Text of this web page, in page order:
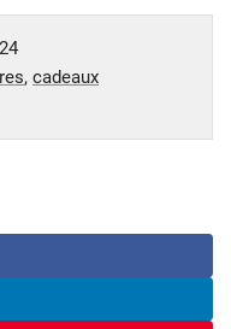
, cadeaux